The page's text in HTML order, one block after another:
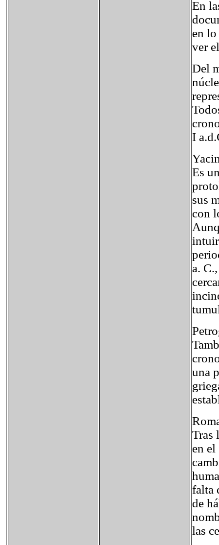
En
en lo
ver
Del
I
Es
sus
con
a.
una
Tras
en
falta
de
las